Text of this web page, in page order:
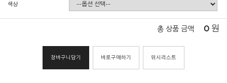
색상
총 상품 금액 0 원
장바구니담기 바로구매하기 위시리스트